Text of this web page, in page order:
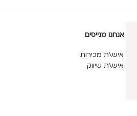
אנחנו מגייסים
איש\ת מכירות
איש\ת שיווק